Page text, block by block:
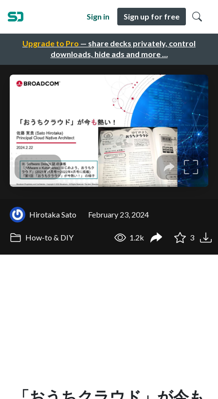
Upgrade to Pro — share decks privately, control
downloads, hide ads and more …
Sign in Sign up for free
Hirotaka Sato February 23, 2024
How-to & DIY 1.2k 3